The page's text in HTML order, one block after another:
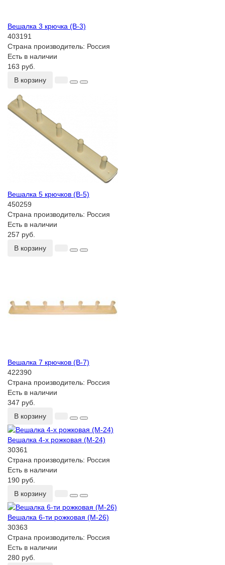
Вешалка 3 крючка (В-3)
403191
Страна производитель: Россия
Есть в наличии
163 руб.
В корзину
Вешалка 5 крючков (В-5)
450259
Страна производитель: Россия
Есть в наличии
257 руб.
В корзину
Вешалка 7 крючков (В-7)
422390
Страна производитель: Россия
Есть в наличии
347 руб.
В корзину
Вешалка 4-х рожковая (М-24)
30361
Страна производитель: Россия
Есть в наличии
190 руб.
В корзину
Вешалка 6-ти рожковая (М-26)
30363
Страна производитель: Россия
Есть в наличии
280 руб.